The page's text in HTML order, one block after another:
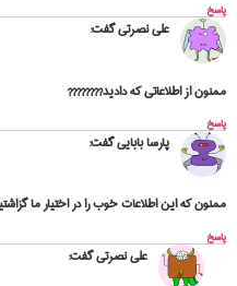
پاسخ
علی نصرتیگفت:
ممنون از اطلاعاتی که دادید????????
پاسخ
پارسا باباییگفت:
ممنون که این اطلاعات خوب را در اختیار ما
پاسخ
علی نصرتیگفت: